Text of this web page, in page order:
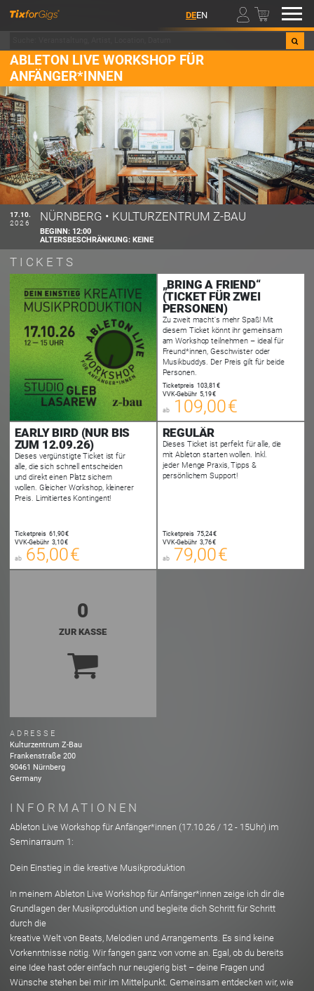
DEEN 00
ABLETON LIVE WORKSHOP FÜR
ANFÄNGER*INNEN
17.10.
2026
NÜRNBERG • KULTURZENTRUM Z-BAU
BEGINN: 12:00
ALTERSBESCHRÄNKUNG:KEINE
TICKETS
„BRING A FRIEND“
(TICKET FÜR ZWEI
PERSONEN)
Zu zweit macht's mehr Spaß! Mit
diesem Ticket könnt ihr gemeinsam
am Workshop teilnehmen – ideal für
Freund*innen, Geschwister oder
Musikbuddys. Der Preis gilt für beide
Personen.
Ticketpreis 103,81 €
VVK-Gebühr 5,19 €
ab 109,00 €
00
zzgl. Buchungsgebühr
EARLY BIRD (NUR BIS
ZUM 12.09.26)
Dieses vergünstigte Ticket ist für
alle, die sich schnell entscheiden
und direkt einen Platz sichern
wollen. Gleicher Workshop, kleinerer
Preis. Limitiertes Kontingent!
Ticketpreis 61,90 €
VVK-Gebühr 3,10 €
ab 65,00 €
00
REGULÄR
Dieses Ticket ist perfekt für alle, die
mit Ableton starten wollen. Inkl.
jeder Menge Praxis, Tipps &
persönlichem Support!
Ticketpreis 75,24 €
VVK-Gebühr 3,76 €
ab 79,00 €
00
0
ZUR KASSE
ADRESSE
Kulturzentrum Z-Bau
Frankenstraße 200
90461 Nürnberg
Germany
INFORMATIONEN
Ableton Live Workshop für Anfänger*innen (17.10.26 / 12 - 15Uhr) im
Seminarraum 1:
Dein Einstieg in die kreative Musikproduktion
In meinem Ableton Live Workshop für Anfänger*innen zeige ich dir die
Grundlagen der Musikproduktion und begleite dich Schritt für Schritt
durch die
kreative Welt von Beats, Melodien und Arrangements. Es sind keine
Vorkenntnisse nötig. Wir fangen ganz von vorne an. Egal, ob du bereits
eine Idee hast oder einfach nur neugierig bist – deine Fragen und
Wünsche stehen bei mir im Mittelpunkt. Gemeinsam entdecken wir, wie